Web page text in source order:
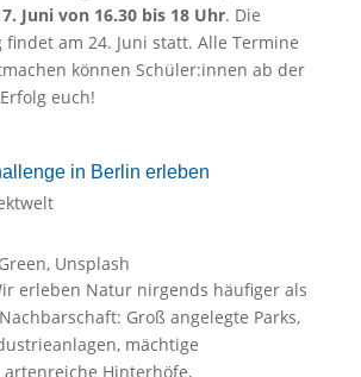
Juni von 16.30 bis 18 Uhr. Die
findet am 24. Juni statt. Alle Termine
können Schüler:innen ab der
euch!
in Berlin erleben
Unsplash
erleben Natur nirgends häufiger als
Groß angelegte Parks,
mächtige
artenreiche Hinterhöfe,